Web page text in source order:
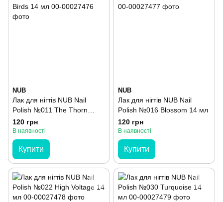
NUB
Лак для нігтів NUB Nail
Polish №011 The Thorn
Birds 14 мл
120 грн
В наявності
Купити
NUB
Лак для нігтів NUB Nail
Polish №016 Blossom 14 мл
120 грн
В наявності
Купити